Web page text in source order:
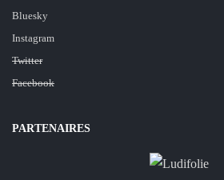
Bluesky
Instagram
Twitter
Facebook
PARTENAIRES